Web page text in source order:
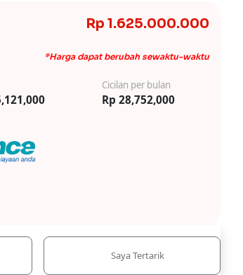
Rp 1.625.000.000
*Harga dapat berubah sewaktu-waktu
Cicilan per bulan
Rp 28,752,000
Saya Tertarik